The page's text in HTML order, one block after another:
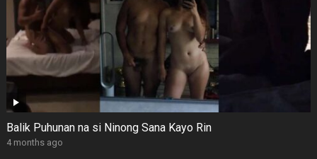
Balik Puhunan na si Ninong Sana Kayo Rin
4 months ago